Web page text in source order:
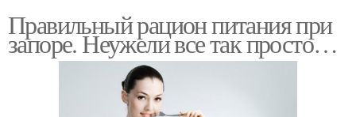
Правильный рацион питания при
запоре. Неужели все так просто…